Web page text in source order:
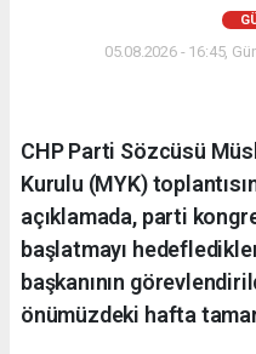
05.08.2026 - 16:45,
CHP Parti Sözcüsü
Kurulu (MYK)
açıklamada, parti
başlatmayı
başkanının
önümüzdeki hafta